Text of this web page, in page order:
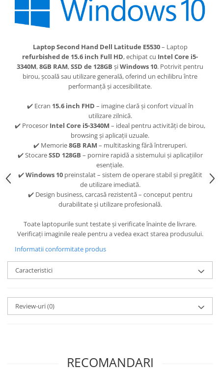
Laptop Second Hand Dell Latitude E5530– Laptop
refurbished de 15.6 inch Full HD, echipat cu Intel Core i5-
3340M,8GB RAM,SSD de 128GB șiWindows 10. Potrivit pentru
birou, școală sau utilizare generală, oferind un echilibru între
performanță și accesibilitate.
✔️ Ecran 15.6 inch FHD – imagine clară și confort vizual în
utilizare zilnică.
✔️ Procesor Intel Core i5-3340M – ideal pentru activități de birou,
browsing și aplicații uzuale.
✔️ Memorie8GB RAM – multitasking fără întreruperi.
✔️ StocareSSD 128GB – pornire rapidă a sistemului și aplicațiilor
esențiale.
✔️Windows 10preinstalat – sistem de operare stabil și pregătit
de utilizare imediată.
✔️ Design business, carcasă rezistentă – conceput pentru
durabilitate și utilizare profesională.
Toate laptopurile sunt testate și verificate înainte de livrare.
Verificați imaginile reale pentru a vedea exact starea produsului.
Informatii conformitate produs
Caracteristici
Review-uri(0)
RECOMANDARI